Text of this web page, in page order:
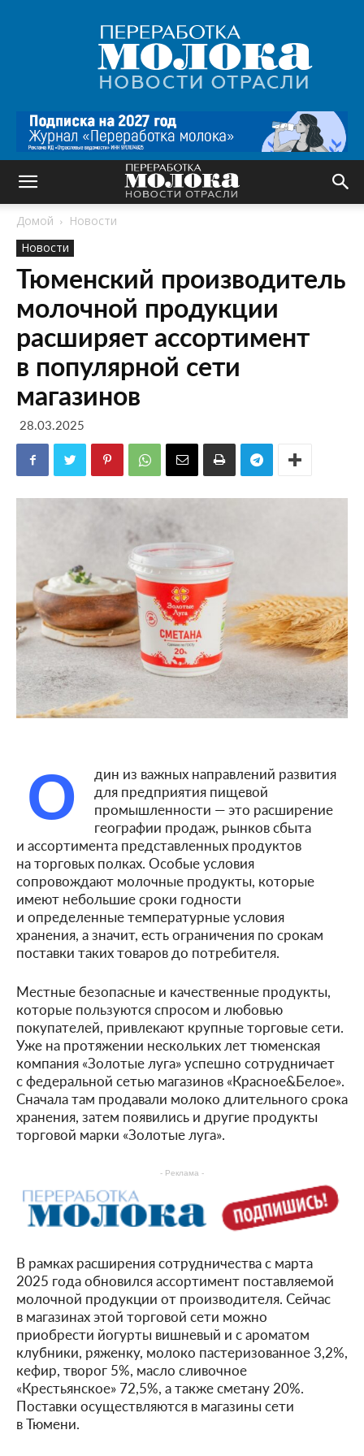
Переработка
молока
|
Новости
Домой
Новости
Новости
Тюменский производитель
молочной продукции
расширяет ассортимент
в популярной сети
магазинов
28.03.2025
О
дин из важных направлений развития
для предприятия пищевой
промышленности — это расширение
географии продаж, рынков сбыта
и ассортимента представленных продуктов
на торговых полках. Особые условия
сопровождают молочные продукты, которые
имеют небольшие сроки годности
и определенные температурные условия
хранения, а значит, есть ограничения по срокам
поставки таких товаров до потребителя.
Местные безопасные и качественные продукты,
которые пользуются спросом и любовью
покупателей, привлекают крупные торговые сети.
Уже на протяжении нескольких лет тюменская
компания «Золотые луга» успешно сотрудничает
с федеральной сетью магазинов «Красное&Белое».
Сначала там продавали молоко длительного срока
хранения, затем появились и другие продукты
торговой марки «Золотые луга».
- Реклама -
В рамках расширения сотрудничества с марта
2025 года обновился ассортимент поставляемой
молочной продукции от производителя. Сейчас
в магазинах этой торговой сети можно
приобрести йогурты вишневый и с ароматом
клубники, ряженку, молоко пастеризованное 3,2%,
кефир, творог 5%, масло сливочное
«Крестьянское» 72,5%, а также сметану 20%.
Поставки осуществляются в магазины сети
в Тюмени.